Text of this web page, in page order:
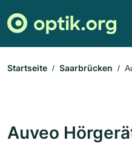
Startseite Saarbrücken
Auveo